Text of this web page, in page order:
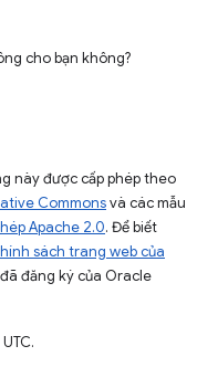
cho bạn không?
này được cấp phép theo
Commonsvà các mẫu
Apache 2.0. Để biết
sách trang web của
đăng ký của Oracle